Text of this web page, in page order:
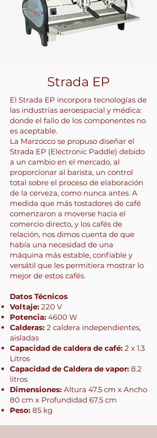
Strada EP
El Strada EP incorpora tecnologías de
las industrias aeroespacial y médica:
donde el fallo de los componentes no
es aceptable.
La Marzocco se propuso diseñar el
Strada EP (Electronic Paddle) debido
a un cambio en el mercado, al
proporcionar al barista, un control
total sobre el proceso de elaboración
de la cerveza, como nunca antes. A
medida que más tostadores de café
comenzaron a moverse hacia el
comercio directo, y los cafés de
relación, nos dimos cuenta de que
había una necesidad de una
máquina más estable, confiable y
versátil que les permitiera mostrar lo
mejor de estos cafés.
Datos Técnicos
Voltaje: 220 V
Potencia: 4600 W
Calderas: 2 caldera independientes,
aisladas
Capacidad de caldera de café: 2 x 1.3
Litros
Capacidad de Caldera de vapor: 8.2
litros
Dimensiones: Altura 47.5 cm x Ancho
80 cm x Profundidad 67.5 cm
Peso: 85 kg